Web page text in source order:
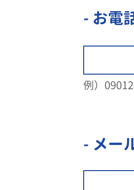
- お電
例）
- メー